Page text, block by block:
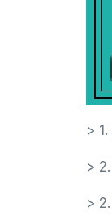
> 1.
> 2.
> 2.